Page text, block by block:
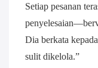
Setiap pesanan
Dia berkata
sulit dikelola.”